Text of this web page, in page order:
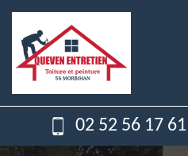
02 52 56 17 61